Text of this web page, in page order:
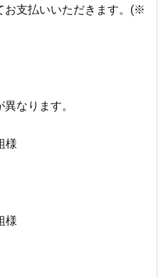
お支払いいただきます。(※
なります。
様
様